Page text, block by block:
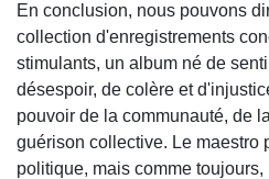
En conclusion, nous pouvons
collection d'enregistrements
stimulants, un album né de
désespoir, de colère et
pouvoir de la communauté, de
guérison collective. Le maestro
politique, mais comme